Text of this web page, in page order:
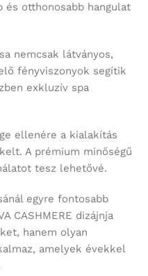
és otthonosabb hangulat
nemcsak látványos,
fényviszonyok segítik
exkluzív spa
ellenére a kialakítás
A prémium minőségű
tesz lehetővé.
egyre fontosabb
CASHMERE dizájnja
hanem olyan
amelyek évekkel